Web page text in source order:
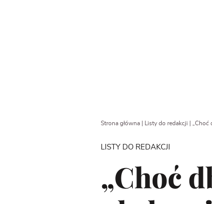
Strona główna| Listy do redakcji
LISTY DO REDAKCJI
„Choć